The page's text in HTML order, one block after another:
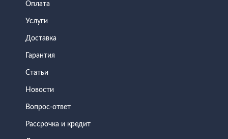
Оплата
Услуги
Доставка
Гарантия
Статьи
Новости
Вопрос-ответ
Рассрочка и кредит